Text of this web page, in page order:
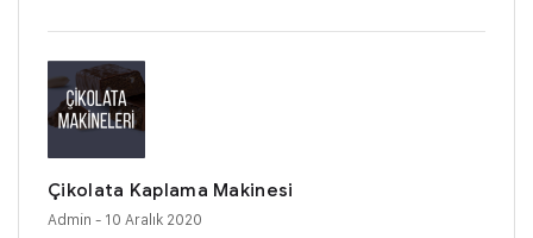
Çikolata Kaplama Makinesi
Admin - 10 Aralık 2020